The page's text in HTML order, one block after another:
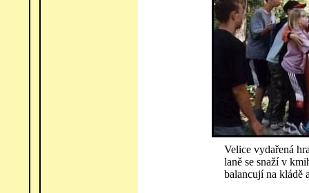
Velice vydařená
laně se snaží v
balancují na kládě